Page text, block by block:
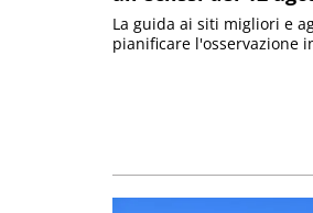
La guida ai siti migliori e
pianificare l'osservazione